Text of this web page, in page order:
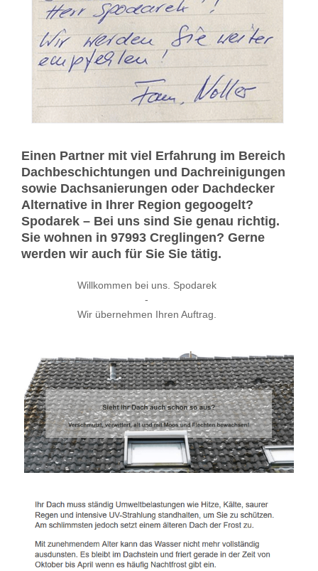
Einen Partner mit viel Erfahrung im Bereich
Dachbeschichtungen und Dachreinigungen
sowie Dachsanierungen oder Dachdecker
Alternative in Ihrer Region gegoogelt?
Spodarek – Bei uns sind Sie genau richtig.
Sie wohnen in 97993 Creglingen? Gerne
werden wir auch für Sie Sie tätig.
Willkommen bei uns. Spodarek
-
Wir übernehmen Ihren Auftrag.